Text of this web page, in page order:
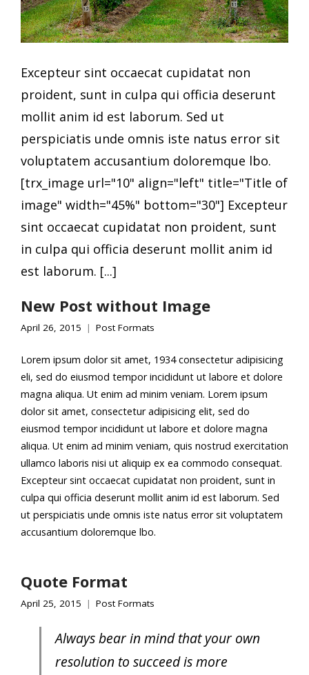
Excepteur sint occaecat cupidatat non
proident, sunt in culpa qui officia deserunt
mollit anim id est laborum. Sed ut
perspiciatis unde omnis iste natus error sit
voluptatem accusantium doloremque lbo.
[trx_image url="10" align="left" title="Title of
image" width="45%" bottom="30"] Excepteur
sint occaecat cupidatat non proident, sunt
in culpa qui officia deserunt mollit anim id
est laborum. [...]
New Post without Image
April 26, 2015 Post Formats
Lorem ipsum dolor sit amet, 1934 consectetur adipisicing
eli, sed do eiusmod tempor incididunt ut labore et dolore
magna aliqua. Ut enim ad minim veniam. Lorem ipsum
dolor sit amet, consectetur adipisicing elit, sed do
eiusmod tempor incididunt ut labore et dolore magna
aliqua. Ut enim ad minim veniam, quis nostrud exercitation
ullamco laboris nisi ut aliquip ex ea commodo consequat.
Excepteur sint occaecat cupidatat non proident, sunt in
culpa qui officia deserunt mollit anim id est laborum. Sed
ut perspiciatis unde omnis iste natus error sit voluptatem
accusantium doloremque lbo.
Quote Format
April 25, 2015 Post Formats
Always bear in mind that your own
resolution to succeed is more